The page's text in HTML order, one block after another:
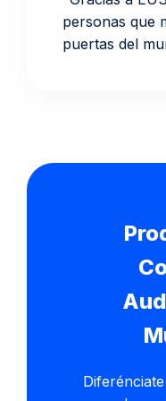
personas que
puertas del